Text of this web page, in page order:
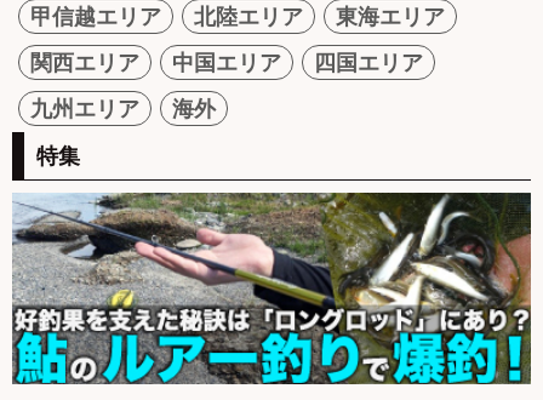
甲信越エリア
北陸エリア
東海エリア
関西エリア
中国エリア
四国エリア
九州エリア
海外
特集